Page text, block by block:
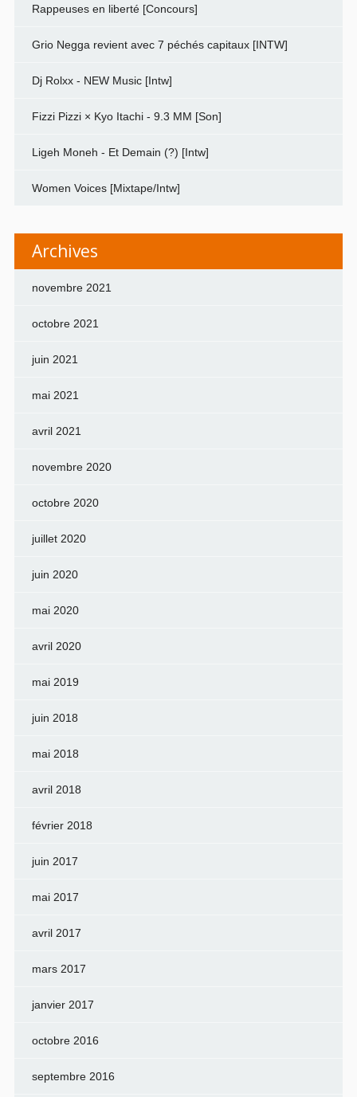
Rappeuses en liberté [Concours]
Grio Negga revient avec 7 péchés capitaux [INTW]
Dj Rolxx - NEW Music [Intw]
Fizzi Pizzi × Kyo Itachi - 9.3 MM [Son]
Ligeh Moneh - Et Demain (?) [Intw]
Women Voices [Mixtape/Intw]
Archives
novembre 2021
octobre 2021
juin 2021
mai 2021
avril 2021
novembre 2020
octobre 2020
juillet 2020
juin 2020
mai 2020
avril 2020
mai 2019
juin 2018
mai 2018
avril 2018
février 2018
juin 2017
mai 2017
avril 2017
mars 2017
janvier 2017
octobre 2016
septembre 2016